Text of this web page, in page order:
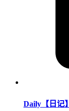
Daily【日记】